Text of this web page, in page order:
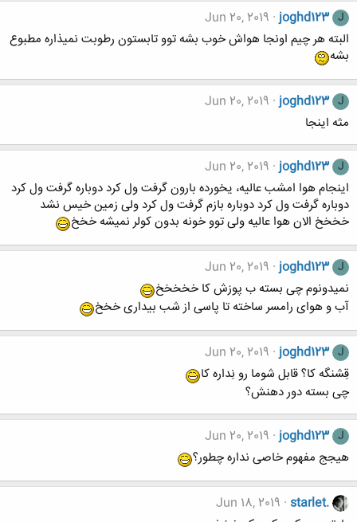
J
joghd123
Jun 20, 2019
البته هر چیم اونجا هواش خوب بشه توو تابستون رطوبت نمیذاره مطبوع
بشه
J
joghd123
Jun 20, 2019
مثه اینجا
J
joghd123
Jun 20, 2019
اینجام هوا امشب عالیه، یخورده بارون گرفت ول کرد دوباره گرفت ول کرد
دوباره گرفت ول کرد دوباره بازم گرفت ول کرد ولی زمین خیس نشد
خخخخ الان هوا عالیه ولی توو خونه بدون کولر نمیشه خخخ
J
joghd123
Jun 20, 2019
نمیدونوم چی بسته ب پوزش کا خخخخخ
آب و هوای رامسر ساخته تا پاسی از شب بیداری خخخ
J
joghd123
Jun 20, 2019
قِشنگه کا؟ قابل شوما رو نِداره کا
چی بسته دور دهنش؟
J
joghd123
Jun 20, 2019
هیجج مفهوم خاصی نداره چطور؟
starlet.
Jun 18, 2019